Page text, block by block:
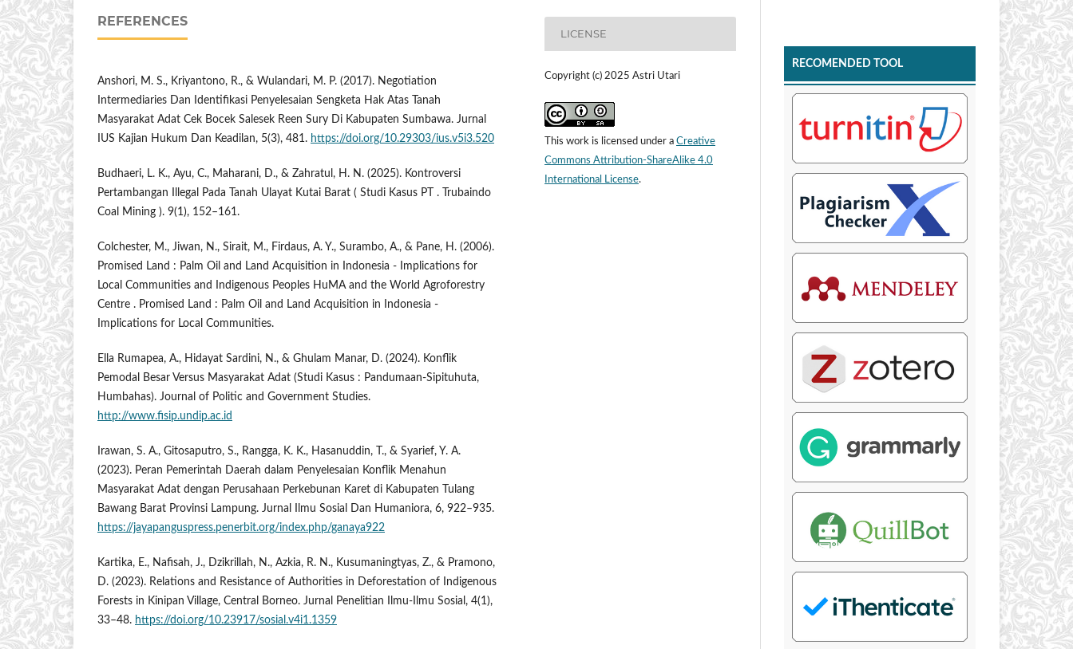
REFERENCES
Anshori, M. S., Kriyantono, R., & Wulandari, M. P. (2017). Negotiation
Intermediaries Dan Identifikasi Penyelesaian Sengketa Hak Atas Tanah
Masyarakat Adat Cek Bocek Salesek Reen Sury Di Kabupaten Sumbawa. Jurnal
IUS Kajian Hukum Dan Keadilan, 5(3), 481. https://doi.org/10.29303/ius.v5i3.520
Budhaeri, L. K., Ayu, C., Maharani, D., & Zahratul, H. N. (2025). Kontroversi
Pertambangan Illegal Pada Tanah Ulayat Kutai Barat ( Studi Kasus PT . Trubaindo
Coal Mining ). 9(1), 152–161.
Colchester, M., Jiwan, N., Sirait, M., Firdaus, A. Y., Surambo, A., & Pane, H. (2006).
Promised Land : Palm Oil and Land Acquisition in Indonesia - Implications for
Local Communities and Indigenous Peoples HuMA and the World Agroforestry
Centre . Promised Land : Palm Oil and Land Acquisition in Indonesia -
Implications for Local Communities.
Ella Rumapea, A., Hidayat Sardini, N., & Ghulam Manar, D. (2024). Konflik
Pemodal Besar Versus Masyarakat Adat (Studi Kasus : Pandumaan-Sipituhuta,
Humbahas). Journal of Politic and Government Studies.
http://www.fisip.undip.ac.id
Irawan, S. A., Gitosaputro, S., Rangga, K. K., Hasanuddin, T., & Syarief, Y. A.
(2023). Peran Pemerintah Daerah dalam Penyelesaian Konflik Menahun
Masyarakat Adat dengan Perusahaan Perkebunan Karet di Kabupaten Tulang
Bawang Barat Provinsi Lampung. Jurnal Ilmu Sosial Dan Humaniora, 6, 922–935.
https://jayapanguspress.penerbit.org/index.php/ganaya922
Kartika, E., Nafisah, J., Dzikrillah, N., Azkia, R. N., Kusumaningtyas, Z., & Pramono,
D. (2023). Relations and Resistance of Authorities in Deforestation of Indigenous
Forests in Kinipan Village, Central Borneo. Jurnal Penelitian Ilmu-Ilmu Sosial, 4(1),
33–48. https://doi.org/10.23917/sosial.v4i1.1359
LICENSE
Copyright (c) 2025 Astri Utari
This work is licensed under a Creative
Commons Attribution-ShareAlike 4.0
International License.
RECOMENDED TOOL